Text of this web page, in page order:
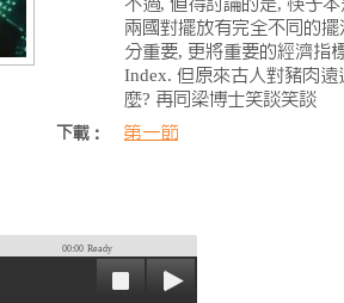
兩國對擺放有完全不同的
分重要, 更將重要的經濟指
Index. 但原來古人對豬肉
麼? 再同梁博士笑談笑談
下載： 第一節
00:00 Ready